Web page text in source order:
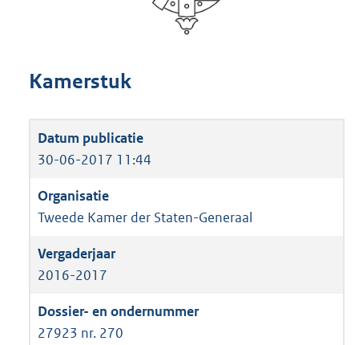
Kamerstuk
30-06-2017 11:44
Tweede Kamer der Staten-Generaal
2016-2017
27923 nr. 270